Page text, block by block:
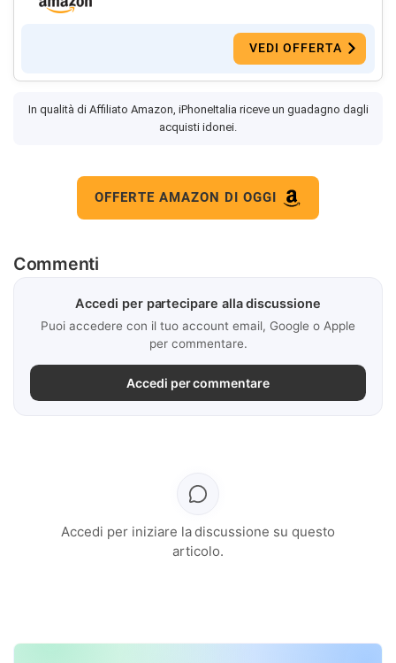
VEDI OFFERTA
In qualità di Affiliato Amazon, iPhoneItalia riceve un guadagno dagli
acquisti idonei.
OFFERTE AMAZON DI OGGI
Commenti
Accedi per partecipare alla discussione
Puoi accedere con il tuo account email, Google o Apple
per commentare.
Accedi per commentare
Accedi per iniziare la discussione su questo
articolo.